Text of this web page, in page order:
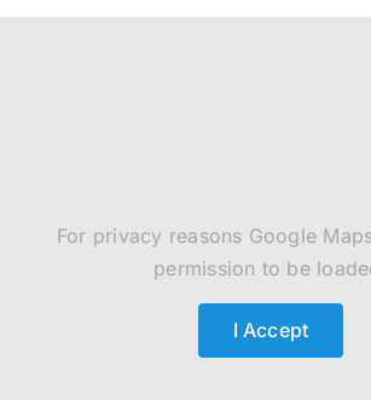
For privacy reasons Google
permission to be
I Accept